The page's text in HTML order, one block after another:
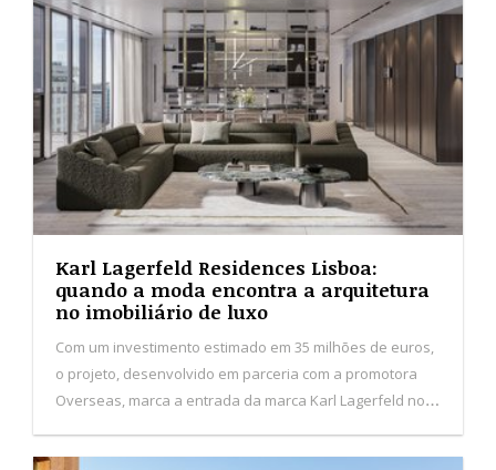
Karl Lagerfeld Residences Lisboa:
quando a moda encontra a arquitetura
no imobiliário de luxo
Com um investimento estimado em 35 milhões de euros,
o projeto, desenvolvido em parceria com a promotora
Overseas, marca a entrada da marca Karl Lagerfeld no